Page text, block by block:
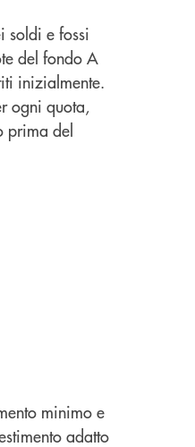
soldi e fossi
del fondo A
inizialmente.
ogni quota,
prima del
minimo e
adatto